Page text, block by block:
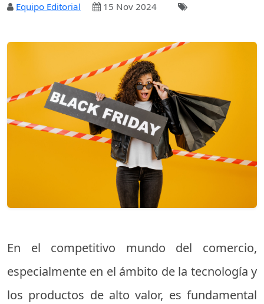
Equipo Editorial 15 Nov 2024
En el competitivo mundo del comercio,
especialmente en el ámbito de la tecnología y
los productos de alto valor, es fundamental